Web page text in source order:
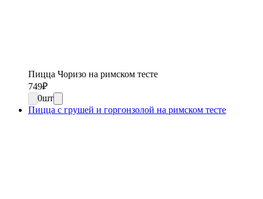
Пицца Чоризо на римском тесте
749₽
0шт
Пицца с грушей и горгонзолой на римском тесте